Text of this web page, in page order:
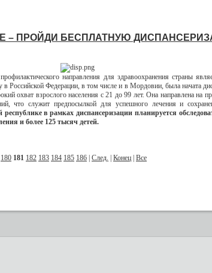
– ПРОЙДИ БЕСПЛАТНУЮ
направления для здравоохранения страны
в Российской Федерации, в том числе и в Мордовии, была начата
охват взрослого населения с 21 до 99 лет. Она направлена на
что служит предпосылкой для успешного лечения и
в рамках диспансеризации планируется
и более 125 тысяч детей.
180 181 182 183 184 185 186 След. Конец Все